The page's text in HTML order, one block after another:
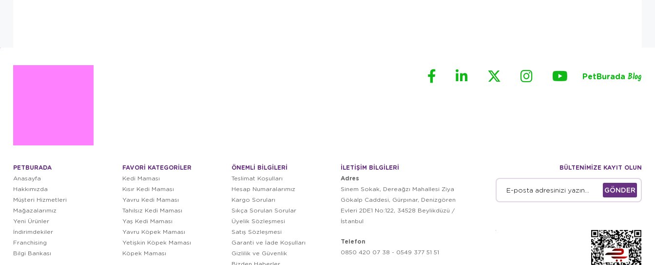
PetBurada Blog
PETBURADA
Anasayfa
Hakkımızda
Müşteri Hizmetleri
Mağazalarımız
Yeni Ürünler
İndirimdekiler
Franchising
Bilgi Bankası
FAVORİ KATEGORİLER
Kedi Maması
Kısır Kedi Maması
Yavru Kedi Maması
Tahılsız Kedi Maması
Yaş Kedi Maması
Yavru Köpek Maması
Yetişkin Köpek Maması
Köpek Maması
ÖNEMLİ BİLGİLERİ
Teslimat Koşulları
Hesap Numaralarımız
Kargo Soruları
Sıkça Sorulan Sorular
Üyelik Sözleşmesi
Satış Sözleşmesi
Garanti ve İade Koşulları
Gizlilik ve Güvenlik
İLETİŞİM BİLGİLERİ
Adres
Sinem Sokak, Dereağzı Mahallesi Ziya
Gökalp Caddesi, Gürpınar, Denizgören
Evleri 2DE1 No:122, 34528 Beylikdüzü /
İstanbul
Telefon
0850 420 07 38 - 0549 377 51 51
BÜLTENİMİZE KAYIT OLUN
GÖNDER